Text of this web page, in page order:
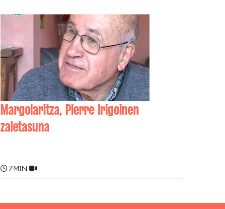
Margolaritza, Pierre Irigoinen
zaletasuna
7 min